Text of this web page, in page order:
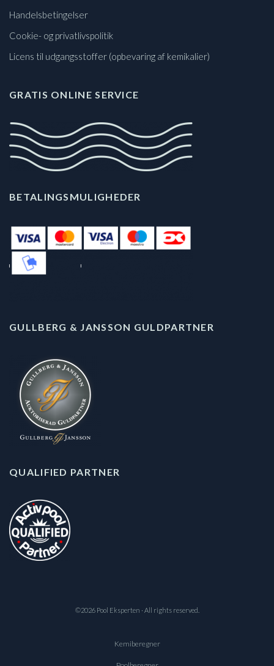
Handelsbetingelser
Cookie- og privatlivspolitik
Licens til udgangsstoffer (opbevaring af kemikalier)
GRATIS ONLINE SERVICE
BETALINGSMULIGHEDER
GULLBERG & JANSSON GULDPARTNER
QUALIFIED PARTNER
©2026 Pool Eksperten · All rights reserved.
Kemiberegner